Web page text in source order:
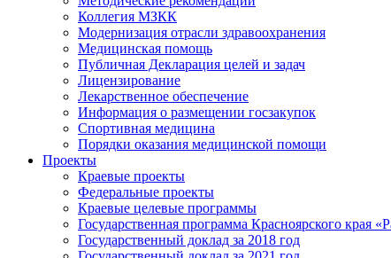
Коллегия МЗКК
Модернизация отрасли здравоохранения
Медицинская помощь
Публичная Декларация целей и задач
Лицензирование
Лекарственное обеспечение
Информация о размещении госзакупок
Спортивная медицина
Порядки оказания медицинской помощи
Проекты
Краевые проекты
Федеральные проекты
Краевые целевые программы
Государственная программа Красноярского края
Государственный доклад за 2018 год